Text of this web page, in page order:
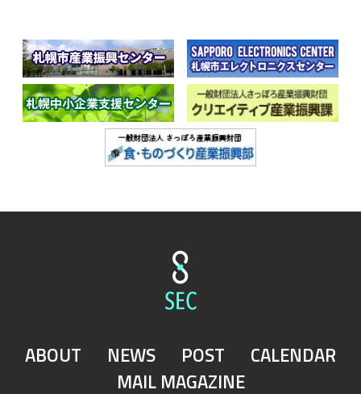
ABOUT NEWS POST
CALENDAR
MAIL MAGAZINE